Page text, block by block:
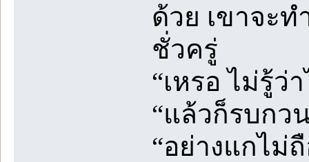
ด้วย เขาจะท
ชั่วครู่
“เหรอ ไม่รู้ว่
“แล้วก็รบกว
“อย่างแกไม่